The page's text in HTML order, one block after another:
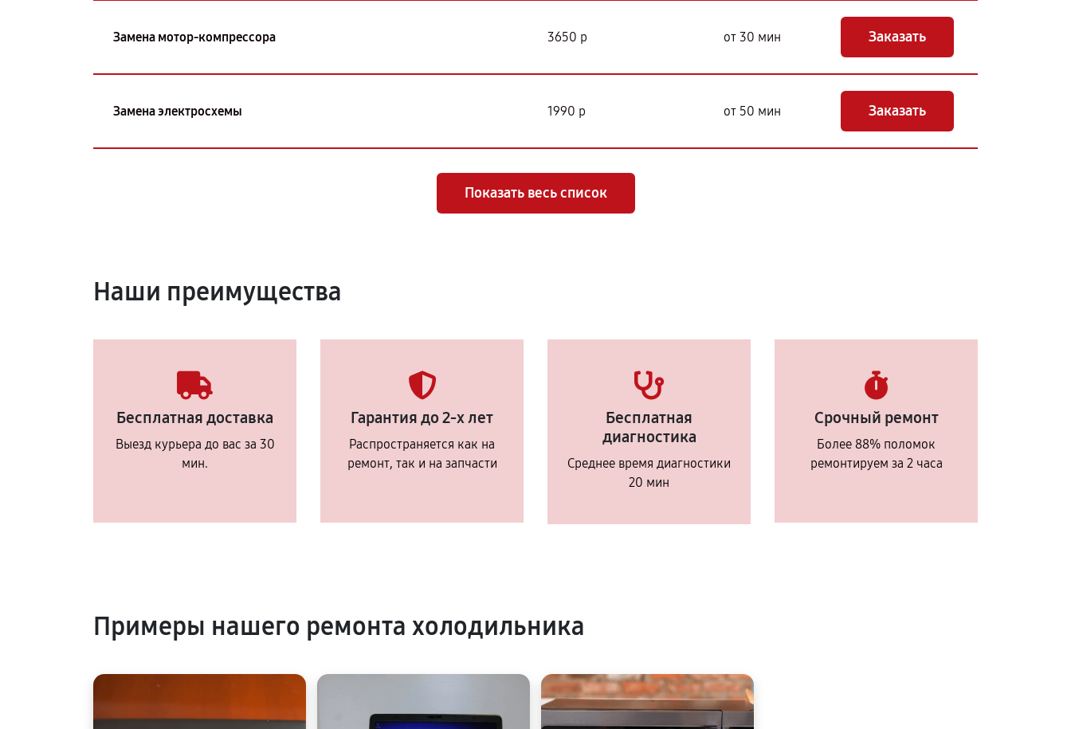
Замена мотор-компрессора 3650 р от 30 мин Заказать
Замена электросхемы 1990 р от 50 мин Заказать
Показать весь список
Наши преимущества
Бесплатная доставка
Выезд курьера до вас за 30
мин.
Гарантия до 2-х лет
Распространяется как на
ремонт, так и на запчасти
Бесплатная
диагностика
Среднее время диагностики
20 мин
Срочный ремонт
Более 88% поломок
ремонтируем за 2 часа
Примеры нашего ремонта холодильника